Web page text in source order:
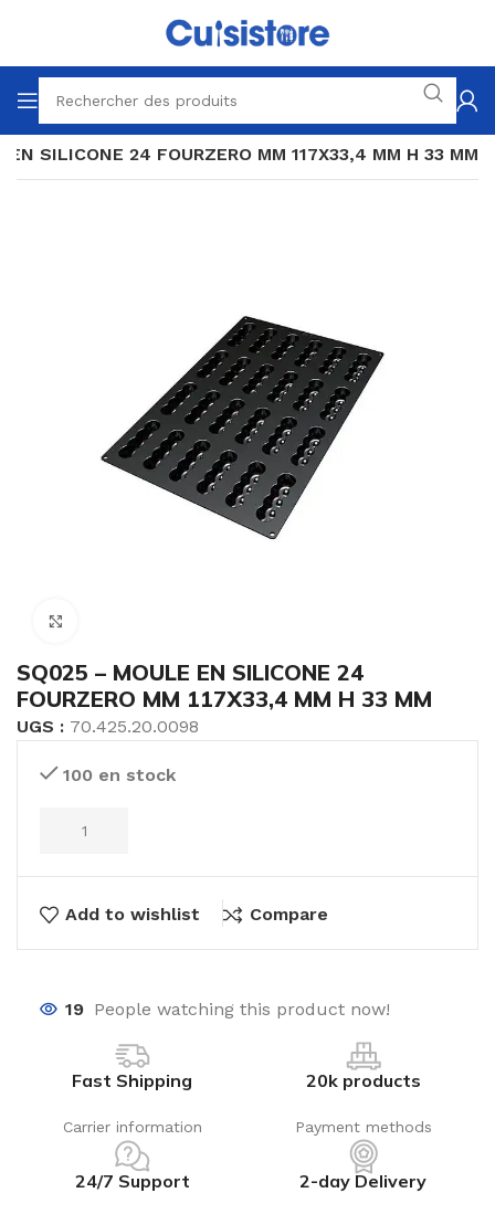
EN SILICONE 24 FOURZERO MM 117X33,4 MM H 33 MM
SQ025 – MOULE EN SILICONE 24
FOURZERO MM 117X33,4 MM H 33 MM
UGS : 70.425.20.0098
100 en stock
Add to wishlist Compare
19 People watching this product now!
Fast Shipping
Carrier information
20k products
Payment methods
24/7 Support 2-day Delivery